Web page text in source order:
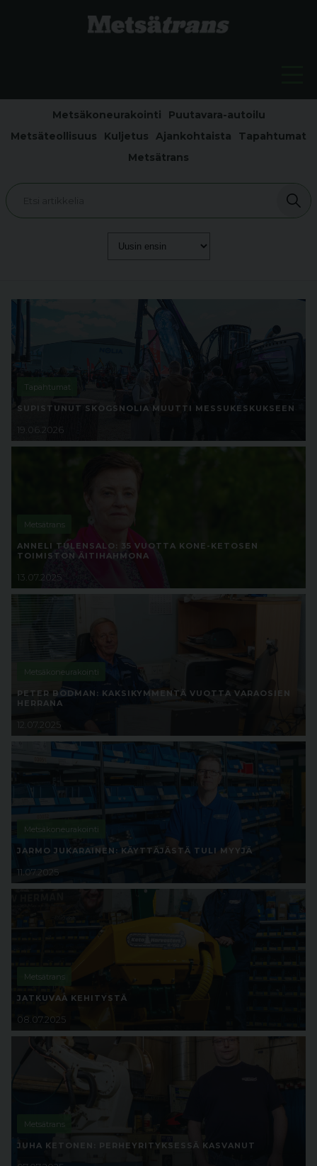
Metsäkoneurakointi
Puutavara-autoilu
Metsäteollisuus
Kuljetus Ajankohtaista
Tapahtumat
Metsätrans
Tapahtumat
SUPISTUNUT SKOGSNOLIA MUUTTI MESSUKESKUKSEEN
19.06.2026
Metsätrans
ANNELI TULENSALO: 35 VUOTTA KONE-KETOSEN
TOIMISTON ÄITIHAHMONA
13.07.2025
Metsäkoneurakointi
PETER BODMAN: KAKSIKYMMENTÄ VUOTTA VARAOSIEN
HERRANA
12.07.2025
Metsäkoneurakointi
JARMO JUKARAINEN: KÄYTTÄJÄSTÄ TULI MYYJÄ
11.07.2025
Metsätrans
JATKUVAA KEHITYSTÄ
08.07.2025
Metsätrans
JUHA KETONEN: PERHEYRITYKSESSÄ KASVANUT